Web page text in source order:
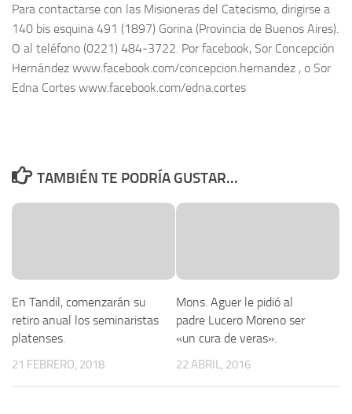
Para contactarse con las Misioneras del Catecismo, dirigirse a
140 bis esquina 491 (1897) Gorina (Provincia de Buenos Aires).
O al teléfono (0221) 484-3722. Por facebook, Sor Concepción
Hernández www.facebook.com/concepcion.hernandez , o Sor
Edna Cortes www.facebook.com/edna.cortes
TAMBIÉN TE PODRÍA GUSTAR...
En Tandil, comenzarán su
retiro anual los seminaristas
platenses.
21 FEBRERO, 2018
Mons. Aguer le pidió al
padre Lucero Moreno ser
«un cura de veras».
22 ABRIL, 2016